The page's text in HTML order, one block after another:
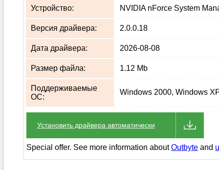
Устройство: NVIDIA nForce System
Версия драйвера: 2.0.0.18
Дата драйвера: 2026-08-08
Размер файла: 1.12 Mb
Поддерживаемые
ОС:
Windows 2000, Windows
Установить драйвера автоматически
Special offer. See more information aboutOutbyte and